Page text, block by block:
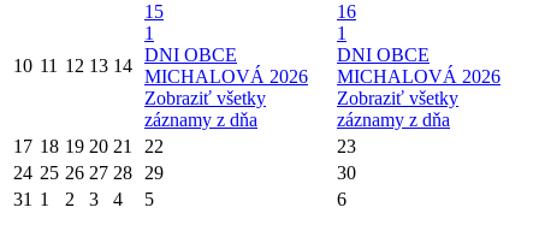
10 11 12 13 14
15
1
DNI OBCE
MICHALOVÁ 2026
Zobraziť všetky
záznamy z dňa
16
1
DNI OBCE
MICHALOVÁ 2026
Zobraziť všetky
záznamy z dňa
17 18 19 20 21 22
23
24 25 26 27 28 29
30
31 1 2 3 4 5 6